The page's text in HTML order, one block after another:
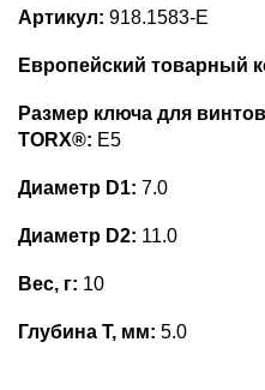
Артикул: 918.1583-E
Европейский товарный
Размер ключа для
TORX®: E5
Диаметр D1: 7.0
Диаметр D2: 11.0
Вес, г: 10
Глубина Т, мм: 5.0